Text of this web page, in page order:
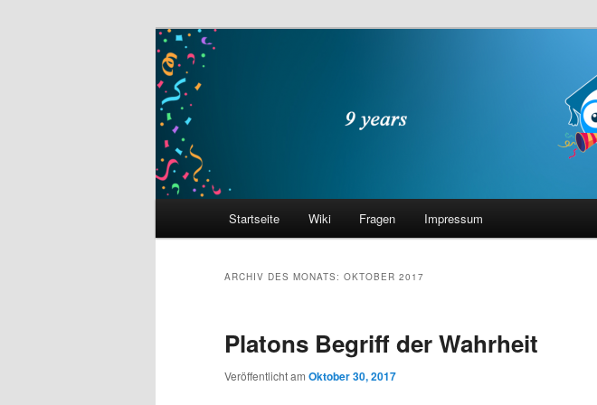
Startseite Wiki Fragen Impressum
ARCHIV DES MONATS: OKTOBER 2017
Platons Begriff der Wahrheit
Veröffentlicht am Oktober 30, 2017